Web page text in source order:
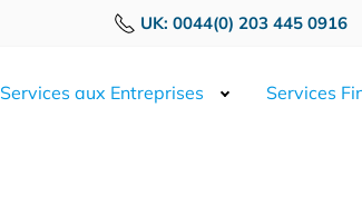
UK: 0044(0) 203 445 0916
Services aux Entreprises Services